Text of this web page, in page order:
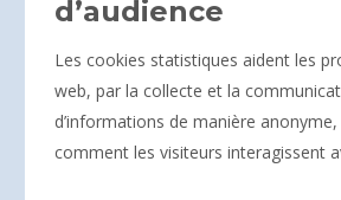
d’audience
Les cookies statistiques aident les
web, par la collecte et la
d’informations de manière
comment les visiteurs interagissent